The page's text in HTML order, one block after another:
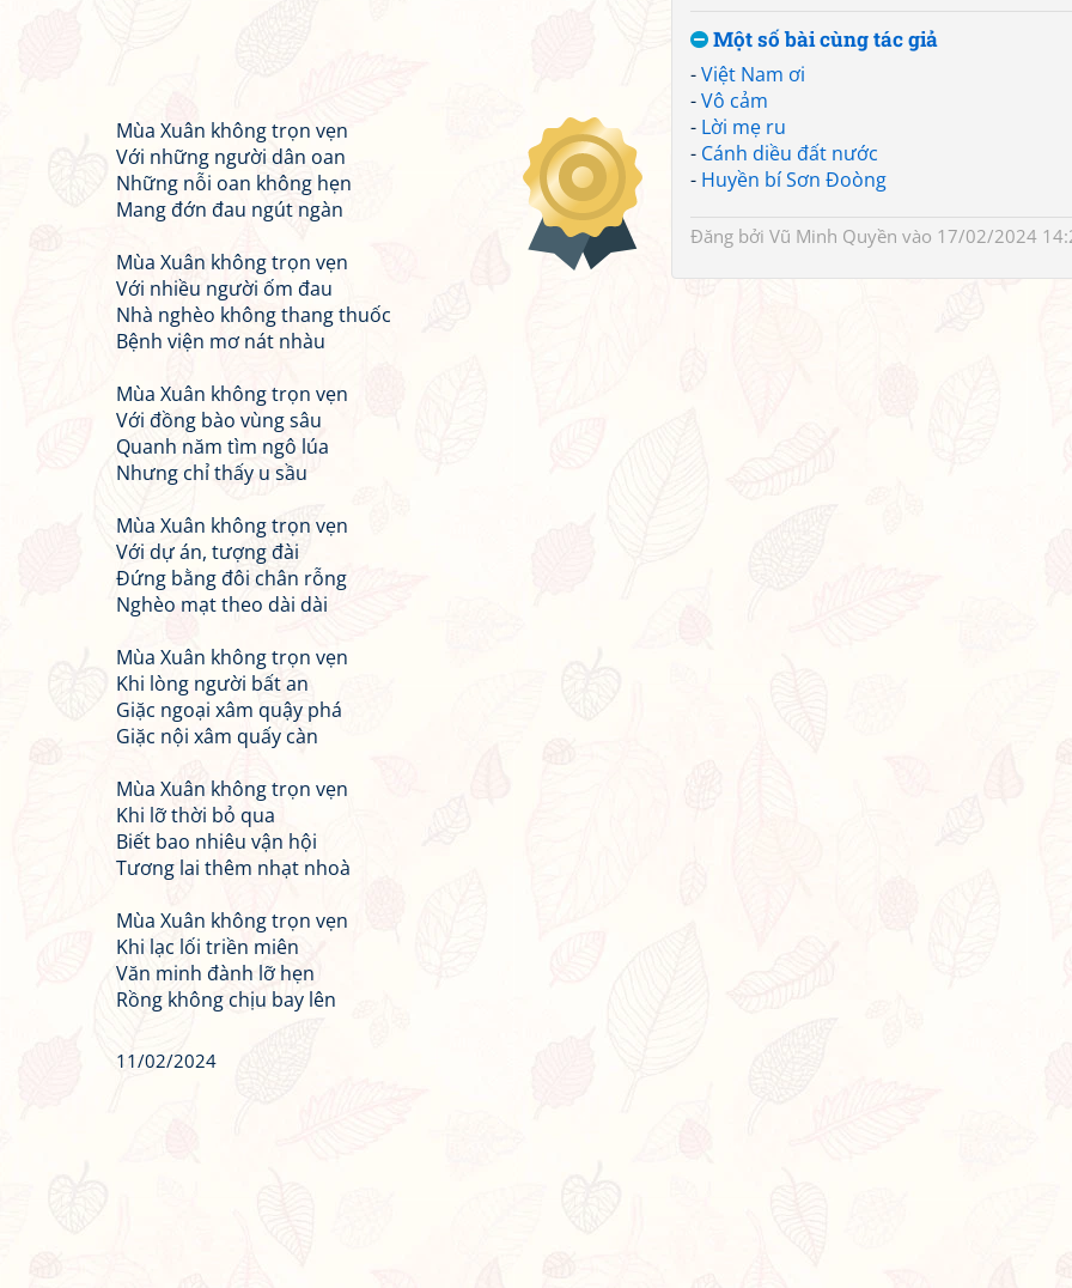
Một số bài cùng tác giả
-Việt Nam ơi
-Vô cảm
- Lời mẹ ru
- Cánh diều đất nước
- Huyền bí Sơn Đoòng
Đăng bởi Vũ Minh Quyền vào 17/02/2024
Mùa Xuân không trọn vẹn
Với những người dân oan
Những nỗi oan không hẹn
Mang đớn đau ngút ngàn
Mùa Xuân không trọn vẹn
Với nhiều người ốm đau
Nhà nghèo không thang thuốc
Bệnh viện mơ nát nhàu
Mùa Xuân không trọn vẹn
Với đồng bào vùng sâu
Quanh năm tìm ngô lúa
Nhưng chỉ thấy u sầu
Mùa Xuân không trọn vẹn
Với dự án, tượng đài
Đứng bằng đôi chân rỗng
Nghèo mạt theo dài dài
Mùa Xuân không trọn vẹn
Khi lòng người bất an
Giặc ngoại xâm quậy phá
Giặc nội xâm quấy càn
Mùa Xuân không trọn vẹn
Khi lỡ thời bỏ qua
Biết bao nhiêu vận hội
Tương lai thêm nhạt nhoà
Mùa Xuân không trọn vẹn
Khi lạc lối triền miên
Văn minh đành lỡ hẹn
Rồng không chịu bay lên
11/02/2024